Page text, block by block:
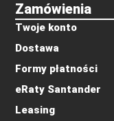
Zamówienia
Twoje konto
Dostawa
Formy płatności
eRaty Santander
Leasing